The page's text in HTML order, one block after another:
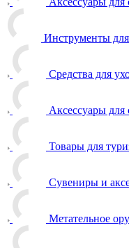
Инструменты
Средства для
Аксессуары для
Товары для
Сувениры и
Метательное